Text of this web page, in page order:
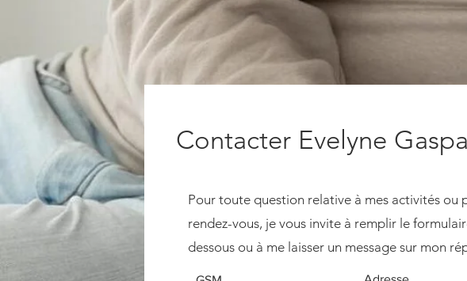
Contacter Evelyne
Pour toute question relative à mes activités ou
rendez-vous, je vous invite à remplir le
dessous ou à me laisser un message sur mon